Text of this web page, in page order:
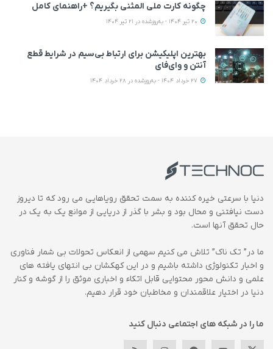
چگونه کارت ملی المثنی بگیریم؟ +راهنمای کامل
بهترین اپلیکیشن‌ برای ارتباط بی‌سیم در شرایط قطع
آنتن و وای‌فای
دنیا با سرعتی خیره کننده به سمت تحقق رویاهایی می رود که تا دیروز
دست نیافتنی و محال بود و بشر با گذر از دریایی از موانع یک به یک در
حال تحقق آنها است.
ما در” تک ناک” تلاش می کنیم سهمی از انعکاس تحولات بی شمار فناوری
و اخبار تکنولوژی داشته باشیم و در این کهکشان بی انتهای یافته های
علمی و دانش محور محتوایی قابل اتکاء و اخباری موثق را از گوشه و کنار
دنیا در اختیار علاقمندان و مخاطبان خود قرار دهیم.
ما را در شبکه های اجتماعی دنبال کنید